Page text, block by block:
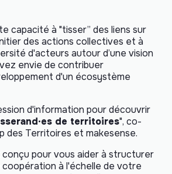
capacité à "tisser” des liens sur
des actions collectives et à
d'acteurs autour d’une vision
envie de contribuer
d'un écosystème
d'information pour découvrir
de territoires", co-
des Territoires et makesense.
pour vous aider à structurer
à l'échelle de votre